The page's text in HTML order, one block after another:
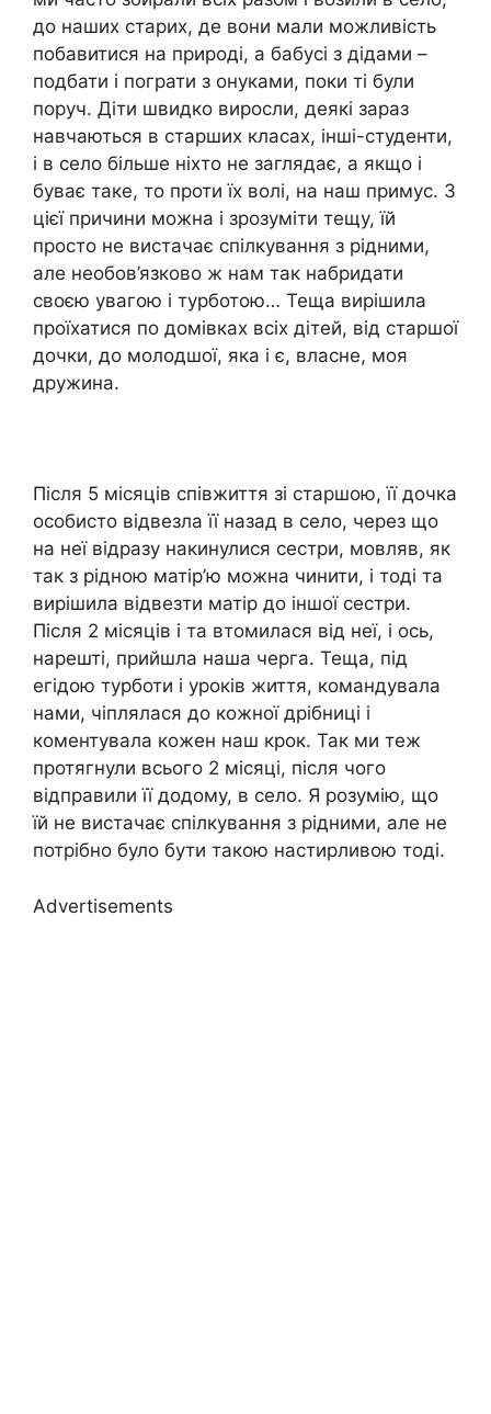
до наших старих, де вони мали можливість
побавитися на природі, а бабусі з дідами –
подбати і пограти з онуками, поки ті були
поруч. Діти швидко виросли, деякі зараз
навчаються в старших класах, інші-студенти,
і в село більше ніхто не заглядає, а якщо і
буває таке, то проти їх волі, на наш примус. З
цієї причини можна і зрозуміти тещу, їй
просто не вистачає спілкування з рідними,
але необов’язково ж нам так набридати
своєю увагою і турботою… Теща вирішила
проїхатися по домівках всіх дітей, від старшої
дочки, до молодшої, яка і є, власне, моя
дружина.
Після 5 місяців співжиття зі старшою, її дочка
особисто відвезла її назад в село, через що
на неї відразу накинулися сестри, мовляв, як
так з рідною матір’ю можна чинити, і тоді та
вирішила відвезти матір до іншої сестри.
Після 2 місяців і та втомилася від неї, і ось,
нарешті, прийшла наша черга. Теща, під
егідою турботи і уроків життя, командувала
нами, чіплялася до кожної дрібниці і
коментувала кожен наш крок. Так ми теж
протягнули всього 2 місяці, після чого
відправили її додому, в село. Я розумію, що
їй не вистачає спілкування з рідними, але не
потрібно було бути такою настирливою тоді.
Advertisements